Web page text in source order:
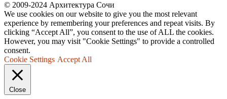
© 2009-2024 Архитектура Сочи
We use cookies on our website to give you the most relevant
experience by remembering your preferences and repeat visits. By
clicking “Accept All”, you consent to the use of ALL the cookies.
However, you may visit "Cookie Settings" to provide a controlled
consent.
Cookie Settings Accept All
Close